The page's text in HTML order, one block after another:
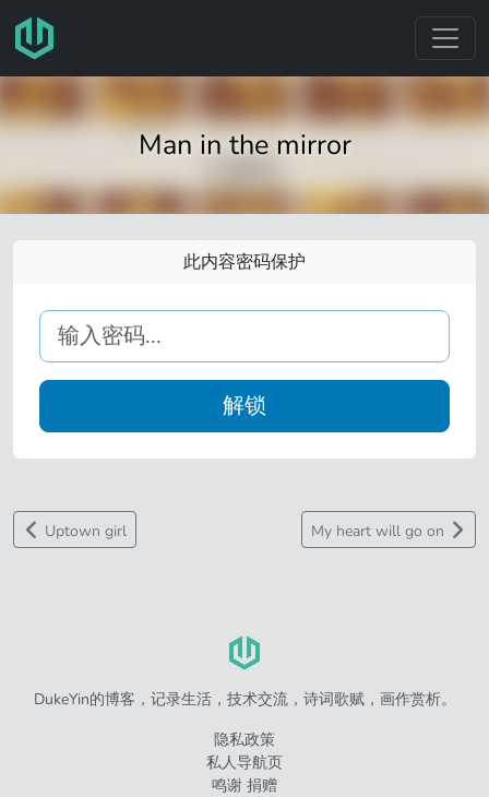
跳转至主要内容
Man in the mirror
此内容密码保护
解锁
Uptown girl My heart will go on
DukeYin的博客，记录生活，技术交流，诗词歌赋，画作赏析。
隐私政策
私人导航页
鸣谢 捐赠